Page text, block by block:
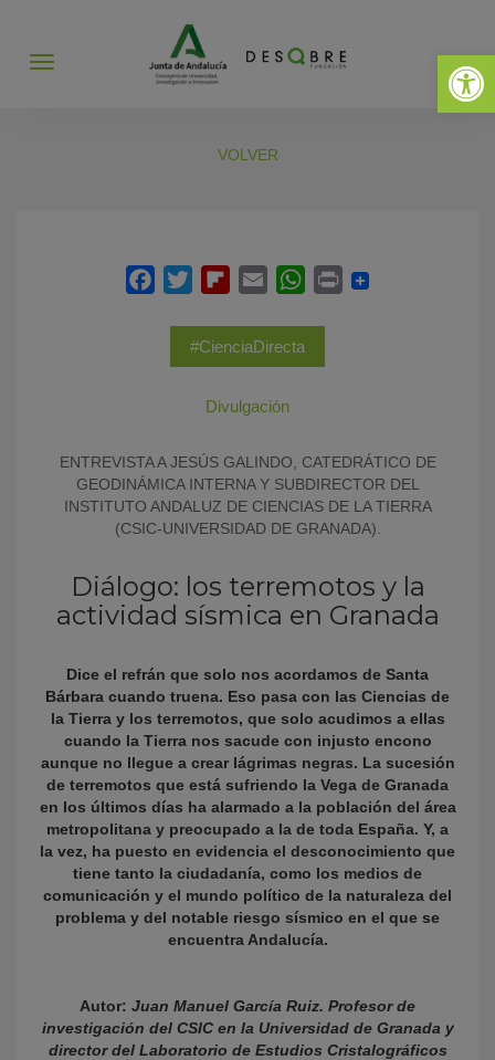
Abrir
Abrir
VOLVER
#CienciaDirecta
Divulgación
ENTREVISTA A JESÚS GALINDO, CATEDRÁTICO DE
GEODINÁMICA INTERNA Y SUBDIRECTOR DEL
INSTITUTO ANDALUZ DE CIENCIAS DE LA TIERRA
(CSIC-UNIVERSIDAD DE GRANADA).
Diálogo: los terremotos y la
actividad sísmica en Granada
Dice el refrán que solo nos acordamos de Santa
Bárbara cuando truena. Eso pasa con las Ciencias de
la Tierra y los terremotos, que solo acudimos a ellas
cuando la Tierra nos sacude con injusto encono
aunque no llegue a crear lágrimas negras. La sucesión
de terremotos que está sufriendo la Vega de Granada
en los últimos días ha alarmado a la población del área
metropolitana y preocupado a la de toda España. Y, a
la vez, ha puesto en evidencia el desconocimiento que
tiene tanto la ciudadanía, como los medios de
comunicación y el mundo político de la naturaleza del
problema y del notable riesgo sísmico en el que se
encuentra Andalucía.
Autor: Juan Manuel García Ruiz. Profesor de
investigación del CSIC en la Universidad de Granada y
director del Laboratorio de Estudios Cristalográficos